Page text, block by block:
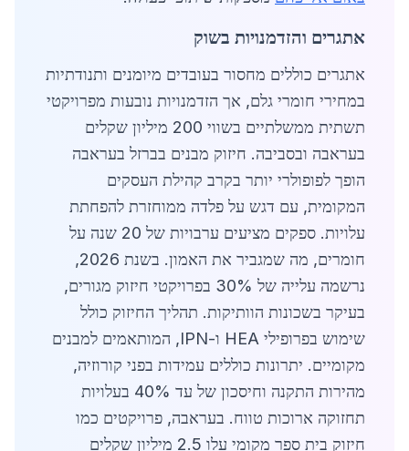
אתגרים והזדמנויות בשוק
אתגרים כוללים מחסור בעובדים מיומנים ותנודתיות
במחירי חומרי גלם, אך הזדמנויות נובעות מפרויקטי
תשתית ממשלתיים בשווי 200 מיליון שקלים
בעראבה ובסביבה. חיזוק מבנים בברזל בעראבה
הופך לפופולרי יותר בקרב קהילת העסקים
המקומית, עם דגש על פלדה ממוחזרת להפחתת
עלויות. ספקים מציעים ערבויות של 20 שנה על
חומרים, מה שמגביר את האמון. בשנת 2026,
נרשמה עלייה של 30% בפרויקטי חיזוק מגורים,
בעיקר בשכונות הוותיקות. תהליך החיזוק כולל
שימוש בפרופילי HEA ו-IPN, המותאמים למבנים
מקומיים. יתרונות כוללים עמידות בפני קורוזיה,
מהירות התקנה וחיסכון של עד 40% בעלויות
תחזוקה ארוכות טווח. בעראבה, פרויקטים כמו
חיזוק בית ספר מקומי עלו 2.5 מיליון שקלים